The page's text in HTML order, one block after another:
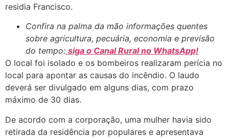
residia Francisco.
Confira na palma da mão informações quentes
sobre agricultura, pecuária, economia e previsão
do tempo: siga o Canal Rural no WhatsApp!
O local foi isolado e os bombeiros realizaram perícia no
local para apontar as causas do incêndio. O laudo
deverá ser divulgado em alguns dias, com prazo
máximo de 30 dias.
De acordo com a corporação, uma mulher havia sido
retirada da residência por populares e apresentava